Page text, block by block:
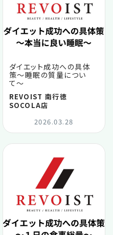
ダイエット成功への具体
策〜睡眠の質量につい
て〜
REVOIST 南行徳
SOCOLA店
2026.03.28